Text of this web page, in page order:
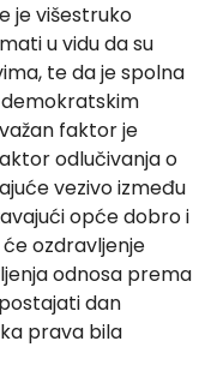
je višestruko
u vidu da su
te da je spolna
faktor je
odlučivanja o
vezivo između
opće dobro i
ozdravljenje
odnosa prema
dan
prava bila